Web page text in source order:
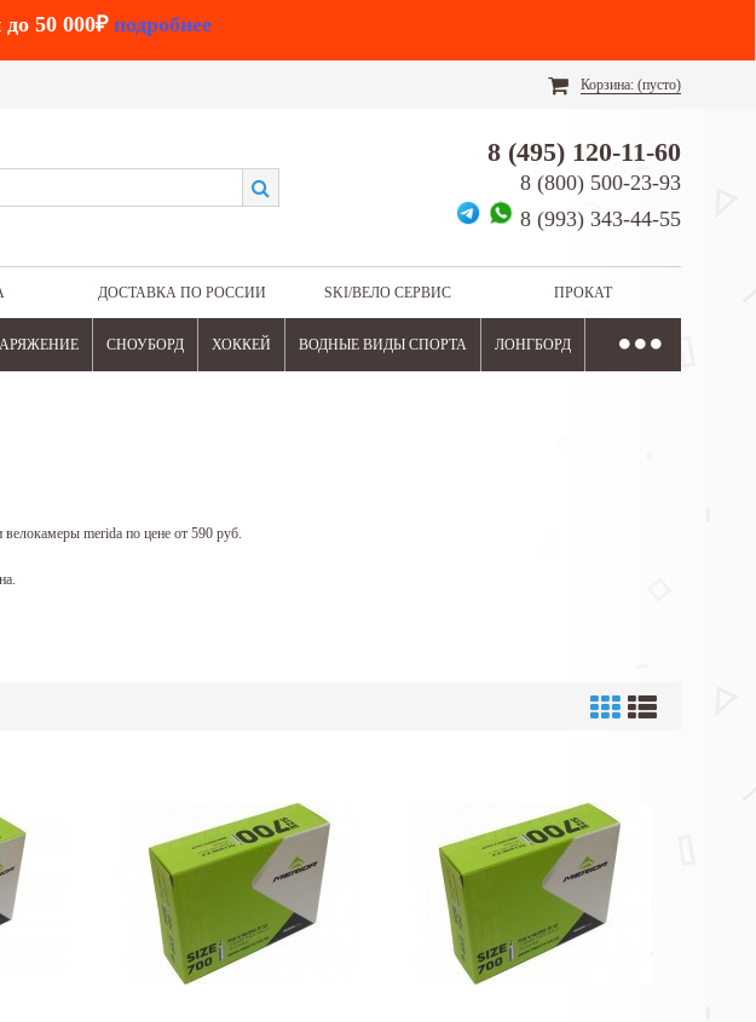
50 000₽ подробнее
Корзина: (пусто)
8 (495) 120-11-60
8 (800) 500-23-93
8 (993) 343-44-55
ДОСТАВКА ПО РОССИИ SKI/ВЕЛО СЕРВИС ПРОКАТ
СНОУБОРД ХОККЕЙ ВОДНЫЕ ВИДЫ СПОРТА ЛОНГБОРД
велокамеры merida по цене от 590 руб.